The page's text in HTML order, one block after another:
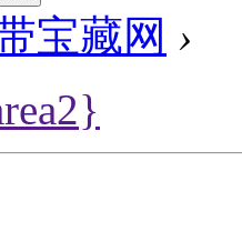
宝藏网 ›